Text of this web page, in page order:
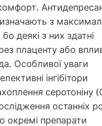
з
деякі з них здатні
плаценту або
Особливої уваги
інгібітори
серотоніну
останніх
окремі препарати